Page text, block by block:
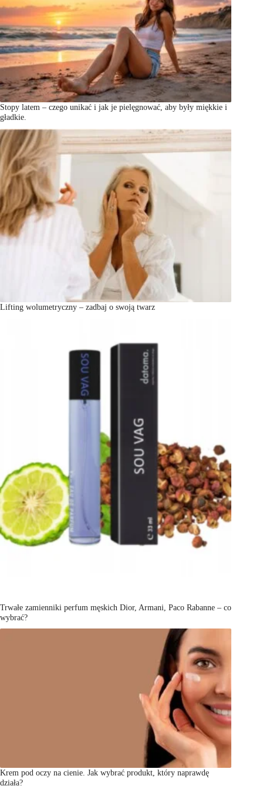
Stopy latem – czego unikać i jak je pielęgnować, aby były miękkie i
gładkie.
Lifting wolumetryczny – zadbaj o swoją twarz
Trwałe zamienniki perfum męskich Dior, Armani, Paco Rabanne – co
wybrać?
Krem pod oczy na cienie. Jak wybrać produkt, który naprawdę
działa?